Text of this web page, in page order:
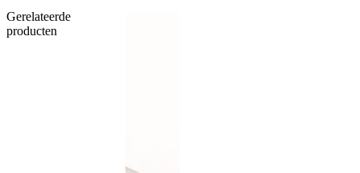
Gerelateerde
producten